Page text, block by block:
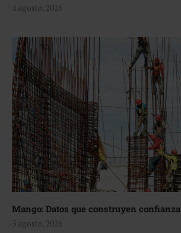
4 agosto, 2026
Mango: Datos que construyen confianza
3 agosto, 2026